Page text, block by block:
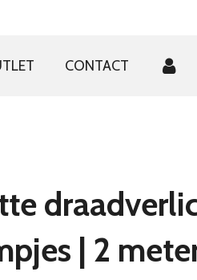
CONTACT
| 2